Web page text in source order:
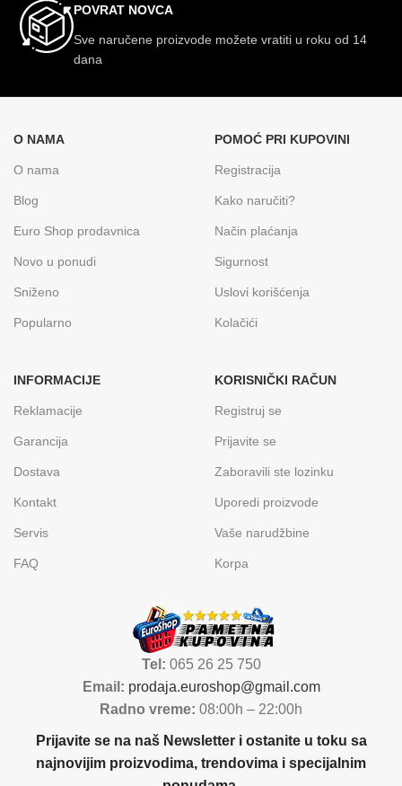
POVRAT NOVCA
Sve naručene proizvode možete vratiti u roku od 14
dana
O NAMA
O nama
Blog
Euro Shop prodavnica
Novo u ponudi
Sniženo
Popularno
POMOĆ PRI KUPOVINI
Registracija
Kako naručiti?
Način plaćanja
Sigurnost
Uslovi korišćenja
Kolačići
INFORMACIJE
Reklamacije
Garancija
Dostava
Kontakt
Servis
FAQ
KORISNIČKI RAČUN
Registruj se
Prijavite se
Zaboravili ste lozinku
Uporedi proizvode
Vaše narudžbine
Korpa
Tel: 065 26 25 750
Email: prodaja.euroshop@gmail.com
Radno vreme: 08:00h – 22:00h
Prijavite se na naš Newsletter i ostanite u toku sa
najnovijim proizvodima, trendovima i specijalnim